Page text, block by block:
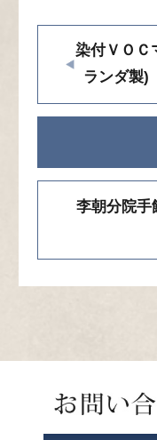
染付ＶＯＣ
ランダ
李朝分院